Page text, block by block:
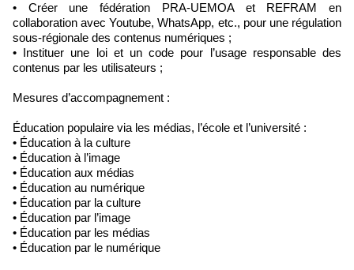
• Créer une fédération PRA-UEMOA et REFRAM en
collaboration avec Youtube, WhatsApp, etc., pour une régulation
sous-régionale des contenus numériques ;
• Instituer une loi et un code pour l’usage responsable des
contenus par les utilisateurs ;
Mesures d’accompagnement :
Éducation populaire via les médias, l’école et l’université :
• Éducation à la culture
• Éducation à l’image
• Éducation aux médias
• Éducation au numérique
• Éducation par la culture
• Éducation par l’image
• Éducation par les médias
• Éducation par le numérique